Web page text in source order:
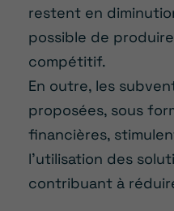
restent en
possible de
compétitif.
En outre, les
proposées, sous
financières,
l’utilisation des
contribuant à